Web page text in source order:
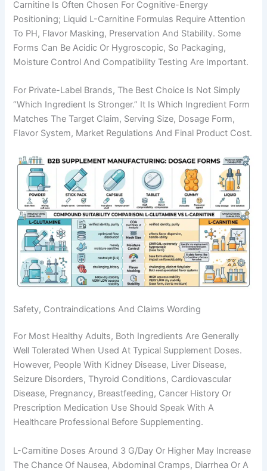
Carnitine Is Often Chosen For Cognitive-Energy
Positioning; Liquid L-Carnitine Formulas Require Attention
To PH, Flavor Masking, Preservation And Stability. Some
Forms Can Be Acidic Or Hygroscopic, So Packaging,
Moisture Control And Compatibility Testing Are Important.
For Private-Label Brands, The Best Choice Is Not Simply
“which Ingredient Is Stronger.” It Is Which Ingredient Form
Matches The Target Claim, Serving Size, Dosage Form,
Flavor System, Market Regulations And Final Product Cost.
Safety, Contraindications And Claims Wording
For Most Healthy Adults, Both Ingredients Are Generally
Well Tolerated When Used At Typical Supplement Doses.
However, People With Kidney Disease, Liver Disease,
Seizure Disorders, Thyroid Conditions, Cardiovascular
Disease, Pregnancy, Breastfeeding, Cancer History Or
Prescription Medication Use Should Speak With A
Healthcare Professional Before Supplementing.
L-Carnitine Doses Around 3 G/day Or Higher May Increase
The Chance Of Nausea, Abdominal Cramps, Diarrhea Or A